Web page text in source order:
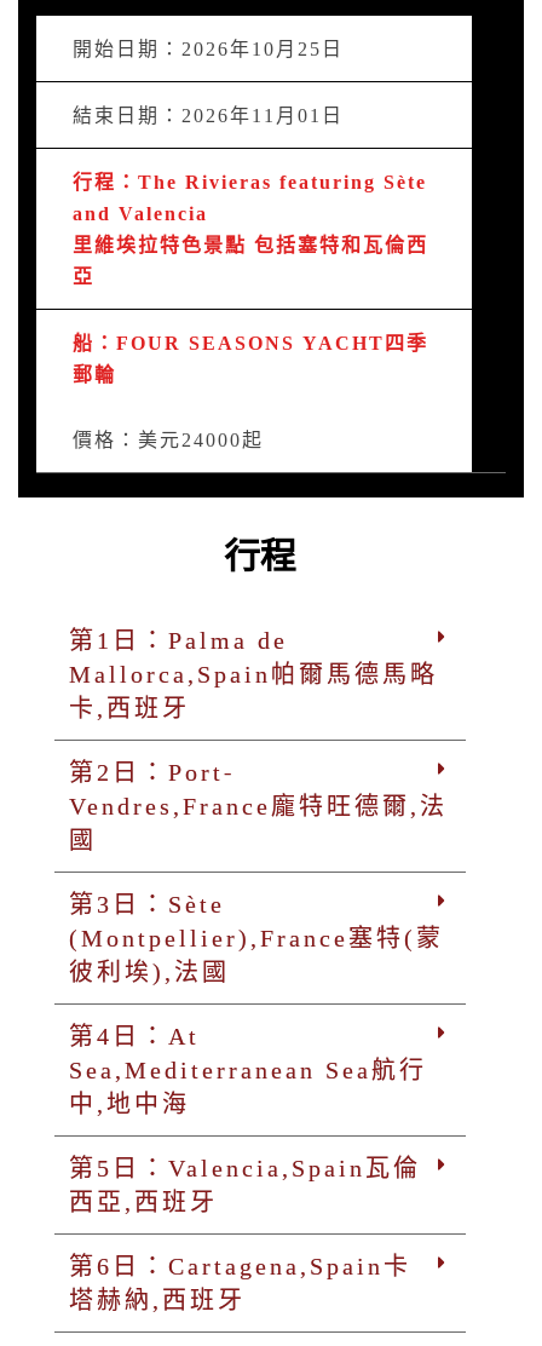
開始日期：2026年10月25日
結束日期：2026年11月01日
行程：The Rivieras featuring Sète
and Valencia
里維埃拉特色景點 包括塞特和瓦倫西
亞
船：FOUR SEASONS YACHT四季
郵輪
價格：美元24000起
行程
第1日：Palma de
Mallorca,Spain帕爾馬德馬略
卡,西班牙
第2日：Port-
Vendres,France龐特旺德爾,法
國
第3日：Sète
(Montpellier),France塞特(蒙
彼利埃),法國
第4日：At
Sea,Mediterranean Sea航行
中,地中海
第5日：Valencia,Spain瓦倫
西亞,西班牙
第6日：Cartagena,Spain卡
塔赫納,西班牙